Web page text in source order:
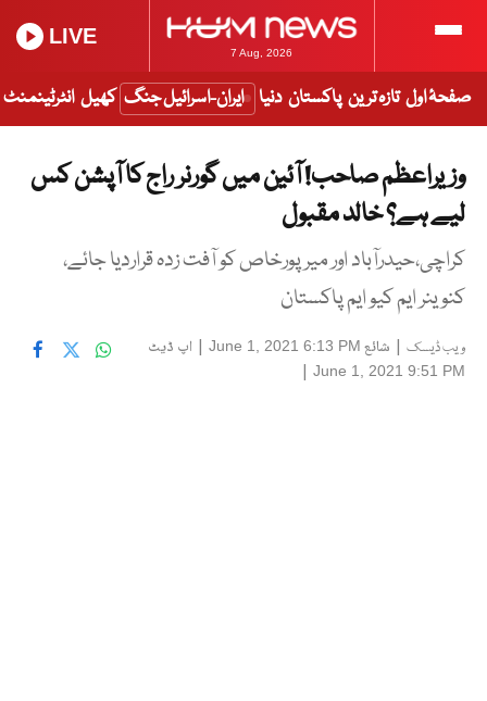
7 Aug, 2026
LIVE
صفحۂ اول تازہ ترین پاکستان دنیا ایران-اسرائیل جنگ کھیل انٹرٹینمنٹ
وزیراعظم صاحب! آئین میں گورنر راج کا آپشن کس
لیے ہے؟ خالد مقبول
کراچی،حیدرآباد اور میرپورخاص کو آفت زدہ قراردیا جائے،
کنوینر ایم کیو ایم پاکستان
ویب ڈیسک | شائع June 1, 2021 6:13 PM
| اپ ڈیٹ
June 1, 2021 9:51 PM
|